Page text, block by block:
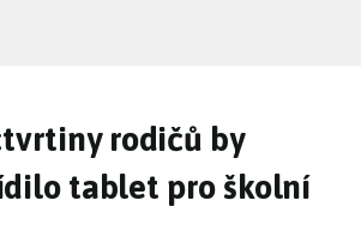
rodičů by
tablet pro školní